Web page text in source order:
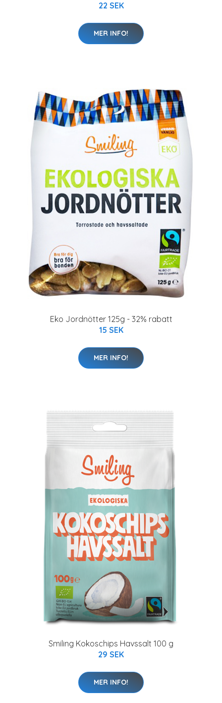
22 SEK
MER INFO!
Eko Jordnötter 125g - 32% rabatt
15 SEK
MER INFO!
Smiling Kokoschips Havssalt 100 g
29 SEK
MER INFO!